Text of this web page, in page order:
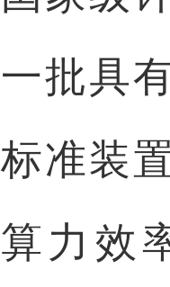
一批具
标准装
算力效